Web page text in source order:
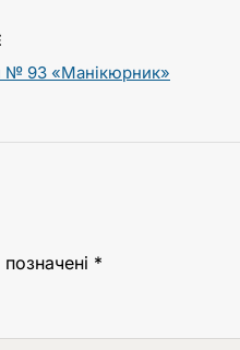
№ 93 «Манікюрник»
*